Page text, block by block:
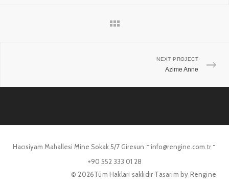
NEXT PROJECT
Azime Anne
Hacısiyam Mahallesi Mine Sokak 5/7 Giresun -info@rengine.com.tr -
+90 552 333 01 28
© 2026Tüm Hakları saklıdır Tasarım by Rengine